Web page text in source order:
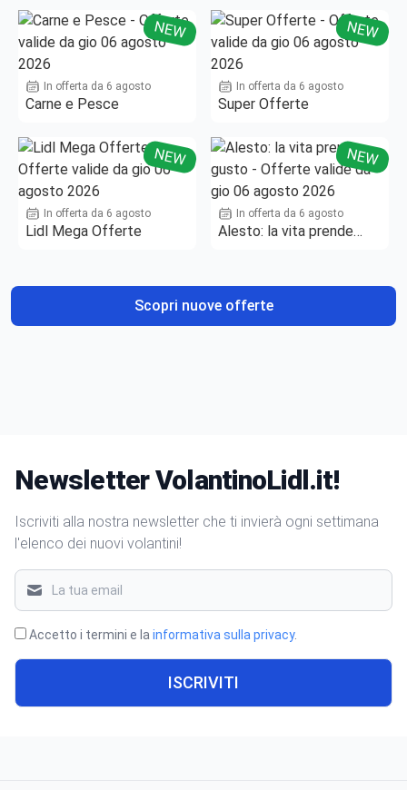
NEW
In offerta da 6 agosto
Carne e Pesce
NEW
In offerta da 6 agosto
Super Offerte
NEW
In offerta da 6 agosto
Lidl Mega Offerte
NEW
In offerta da 6 agosto
Alesto: la vita prende
Scopri nuove offerte
Newsletter VolantinoLidl.it!
Iscriviti alla nostra newsletter che ti invierà ogni settimana
l'elenco dei nuovi volantini!
Accetto i termini e lainformativa sulla privacy.
ISCRIVITI